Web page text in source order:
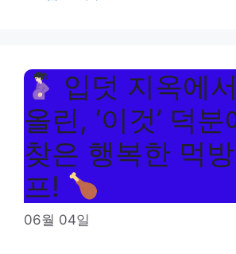
입덧 지옥에
올린, ‘이것’ 덕
찾은 행복한 먹
프!
06월 04일